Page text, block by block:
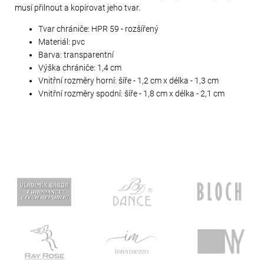
musí přilnout a kopírovat jeho tvar.
Tvar chrániče: HPR 59 - rozšířený
Materiál: pvc
Barva: transparentní
Výška chrániče: 1,4 cm
Vnitřní rozměry horní: šíře - 1,2 cm x délka - 1,3 cm
Vnitřní rozměry spodní: šíře - 1,8 cm x délka - 2,1 cm
620